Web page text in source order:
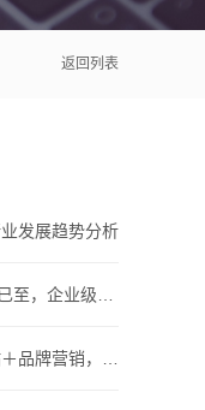
返回列表
发展趋势分析